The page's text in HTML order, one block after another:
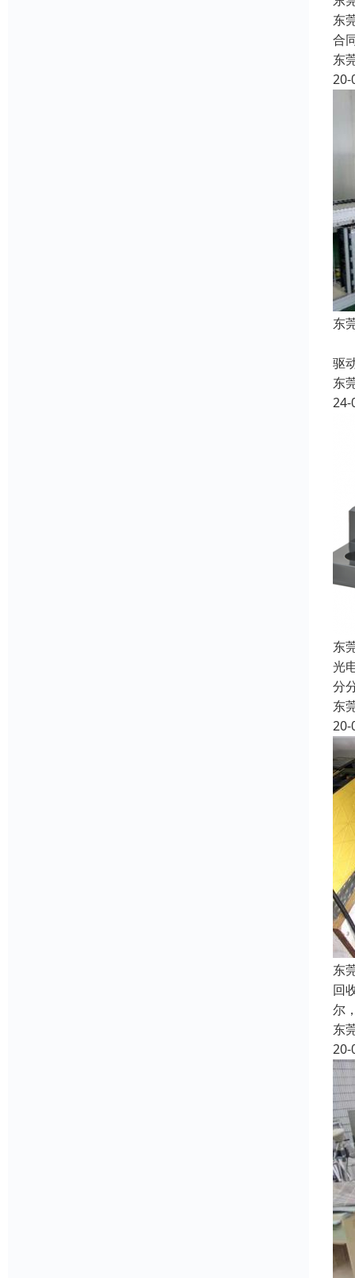
东
合
东
20-
东
驱
东
24-
东
光
分
东
20-
东
回
尔
东
20-